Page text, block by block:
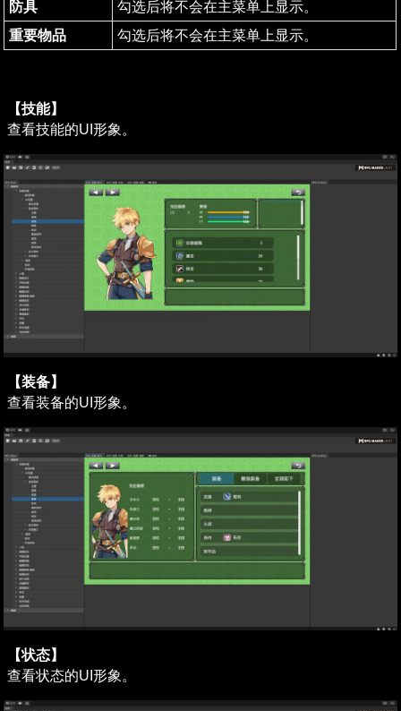
防具
勾选后将不会在主菜单上显示。
重要物品
勾选后将不会在主菜单上显示。
【技能】
查看技能的UI形象。
【装备】
查看装备的UI形象。
【状态】
查看状态的UI形象。